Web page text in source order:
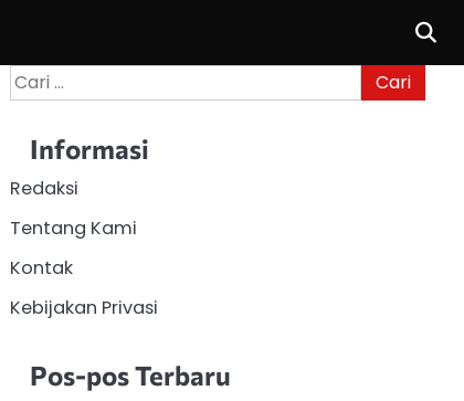
Cari
untuk:
Informasi
Redaksi
Tentang Kami
Kontak
Kebijakan Privasi
Pos-pos Terbaru